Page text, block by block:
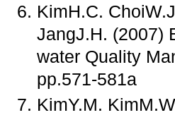
KimH.C.
JangJ.H. (2007)
water Quality
pp.571-581a
KimY.M.